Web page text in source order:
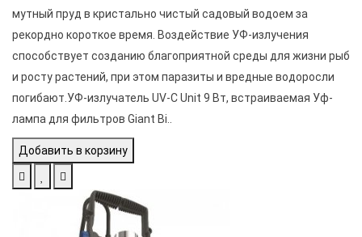
мутный пруд в кристально чистый садовый водоем за
рекордно короткое время. Воздействие УФ-излучения
способствует созданию благоприятной среды для жизни рыб
и росту растений, при этом паразиты и вредные водоросли
погибают.УФ-излучатель UV-C Unit 9 Вт, встраиваемая Уф-
лампа для фильтров Giant Bi..
Добавить в корзину